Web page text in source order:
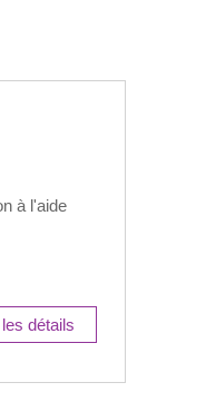
à l'aide
détails